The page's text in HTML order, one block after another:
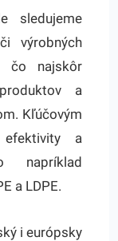
sledujeme
výrobných
čo najskôr
a
Kľúčovým
a
napríklad
a LDPE.
i európsky